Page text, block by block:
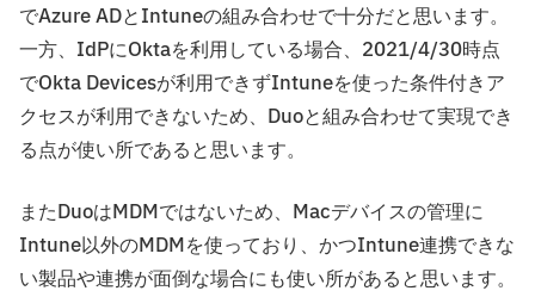
でAzure ADとIntuneの組み合わせで十分だと思います。
一方、IdPにOktaを利用している場合、2021/4/30時点
でOkta Devicesが利用できずIntuneを使った条件付きア
クセスが利用できないため、Duoと組み合わせて実現でき
る点が使い所であると思います。
またDuoはMDMではないため、Macデバイスの管理に
Intune以外のMDMを使っており、かつIntune連携できな
い製品や連携が面倒な場合にも使い所があると思います。